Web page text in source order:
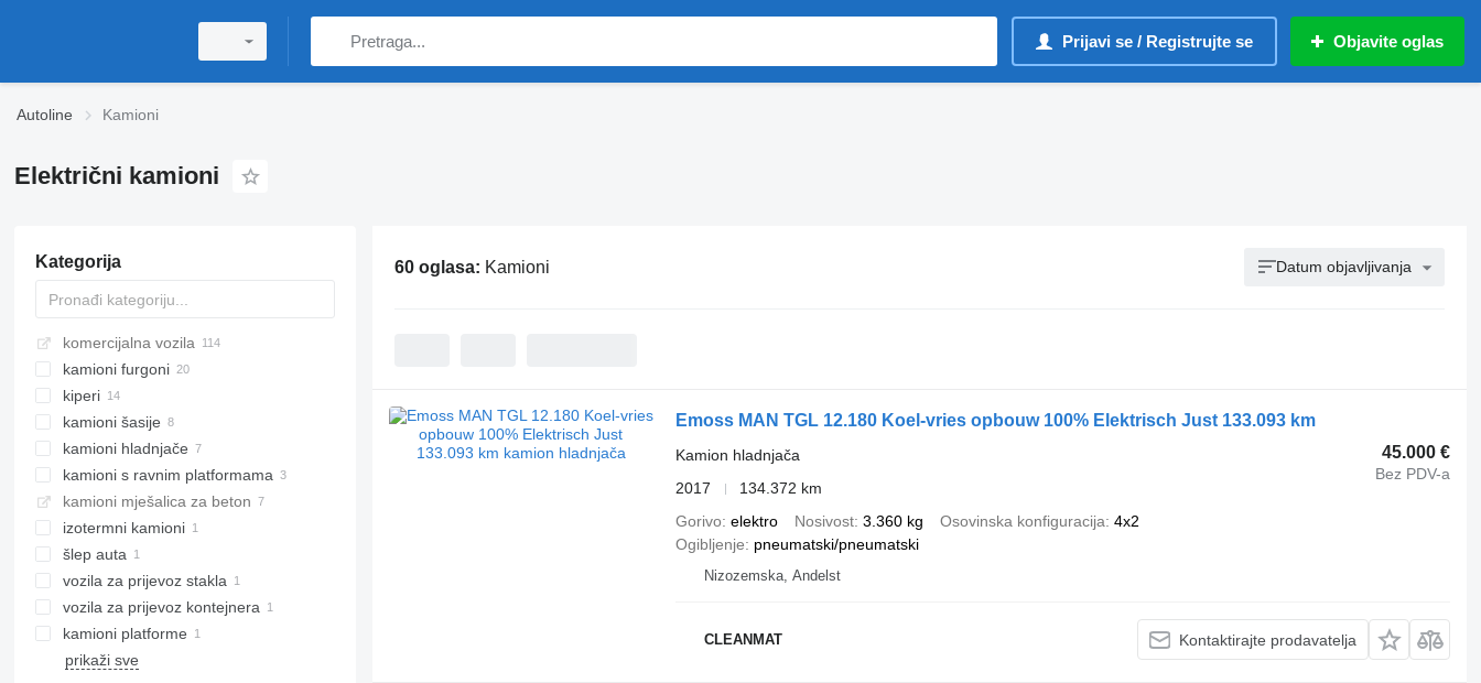
Prijavi se / Registrujte se Objavite oglas
Autoline Kamioni
Električni kamioni
Kategorija
komercijalna vozila
kamioni furgoni
kiperi
kamioni šasije
kamioni hladnjače
kamioni s ravnim platformama
kamioni mješalica za beton
izotermni kamioni
šlep auta
vozila za prijevoz stakla
vozila za prijevoz kontejnera
kamioni platforme
prikaži sve
60 oglasa: Kamioni Datum objavljivanja
Emoss MAN TGL 12.180 Koel-vries opbouw 100% Elektrisch Just 133.093 km
45.000 €
Bez PDV-a
Kamion hladnjača
2017
134.372 km
Gorivo elektro Nosivost 3.360 kg Osovinska konfiguracija 4x2
Ogibljenje
pneumatski/pneumatski
Nizozemska, Andelst
CLEANMAT Kontaktirajte prodavatelja